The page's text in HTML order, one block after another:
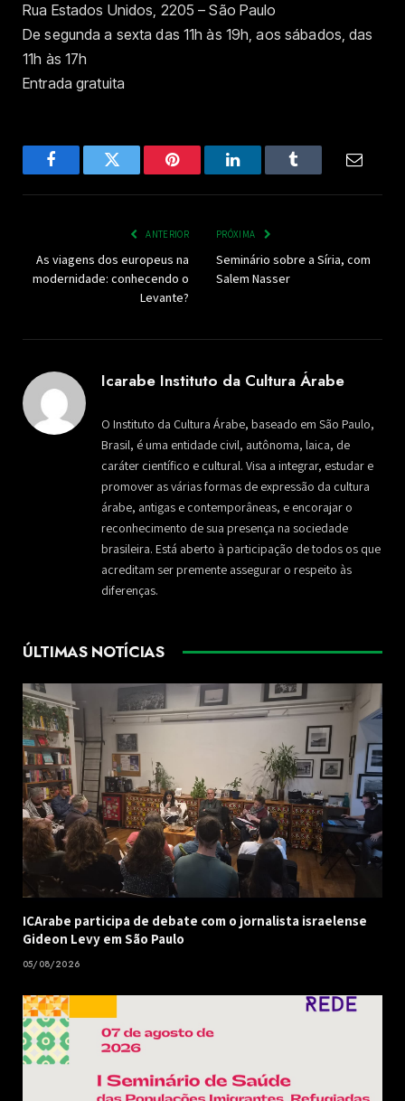
Rua Estados Unidos, 2205 – São Paulo
De segunda a sexta das 11h às 19h, aos sábados, das
11h às 17h
Entrada gratuita
FacebookTwitter Pinterest LinkedInTumblr
ANTERIOR
As viagens dos europeus na
modernidade: conhecendo o
Levante?
PRÓXIMA
Seminário sobre a Síria, com
Salem Nasser
Icarabe Instituto da Cultura Árabe
O Instituto da Cultura Árabe, baseado em São Paulo,
Brasil, é uma entidade civil, autônoma, laica, de
caráter científico e cultural. Visa a integrar, estudar e
promover as várias formas de expressão da cultura
árabe, antigas e contemporâneas, e encorajar o
reconhecimento de sua presença na sociedade
brasileira. Está aberto à participação de todos os que
acreditam ser premente assegurar o respeito às
diferenças.
ÚLTIMAS NOTÍCIAS
ICArabe participa de debate com o jornalista israelense
Gideon Levy em São Paulo
05/08/2026